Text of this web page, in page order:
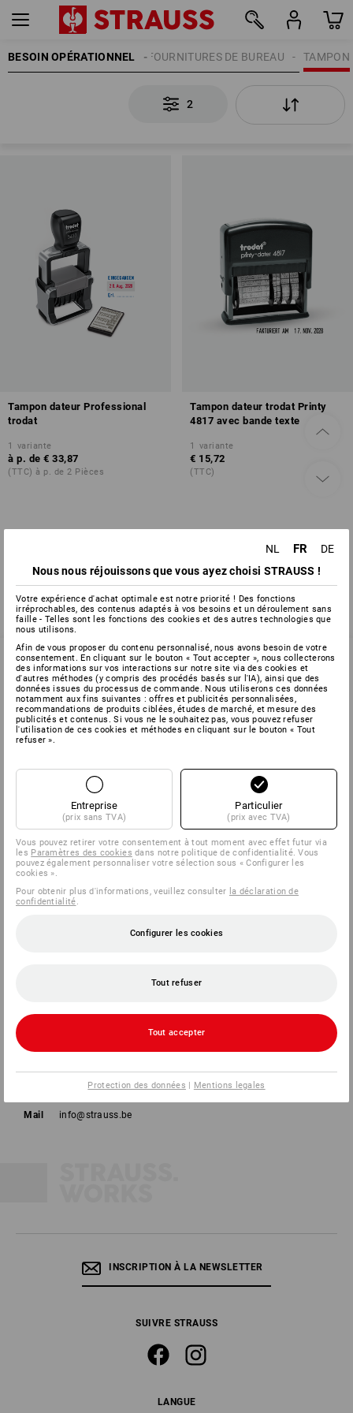
BESOIN OPÉRATIONNEL TAMPON
FOURNITURES DE BUREAU
2
Tampon dateur Professional
trodat
1 variante
à p. de € 33,87
(TTC) à p. de 2 Pièces
Tampon dateur trodat Printy
4817 avec bande texte
1 variante
€ 15,72
(TTC)
SERVICE 02 400 16 43
SERVICE
ENTREPRISES
INFORMATION
MÉTHODES DE PAIEMENT
PO Box 7443
1931 Zaventem - Brucargo
02 400 16 43
Mail
info@strauss.be
INSCRIPTION À LA NEWSLETTER
SUIVRE STRAUSS
LANGUE
NL FR
DE
Nous nous réjouissons que vous ayez choisi STRAUSS !
Votre expérience d'achat optimale est notre priorité ! Des fonctions
irréprochables, des contenus adaptés à vos besoins et un déroulement sans
faille - Telles sont les fonctions des cookies et des autres technologies que
nous utilisons.
Afin de vous proposer du contenu personnalisé, nous avons besoin de votre
consentement. En cliquant sur le bouton « Tout accepter », nous collecterons
des informations sur vos interactions sur notre site via des cookies et
d'autres méthodes (y compris des procédés basés sur l'IA), ainsi que des
données issues du processus de commande. Nous utiliserons ces données
notamment aux fins suivantes : offres et publicités personnalisées,
recommandations de produits ciblées, études de marché, et mesure des
publicités et contenus. Si vous ne le souhaitez pas, vous pouvez refuser
l'utilisation de ces cookies et méthodes en cliquant sur le bouton « Tout
refuser ».
Entreprise
(prix sans TVA)
Particulier
(prix avec TVA)
Vous pouvez retirer votre consentement à tout moment avec effet futur via
les Paramètres des cookies dans notre politique de confidentialité. Vous
pouvez également personnaliser votre sélection sous « Configurer les
cookies ».
Pour obtenir plus d'informations, veuillez consulter la déclaration de
confidentialité
Configurer les cookies
Tout refuser
Tout accepter
Protection des données | Mentions legales